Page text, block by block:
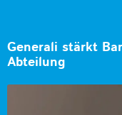
Generali stärkt
Abteilung